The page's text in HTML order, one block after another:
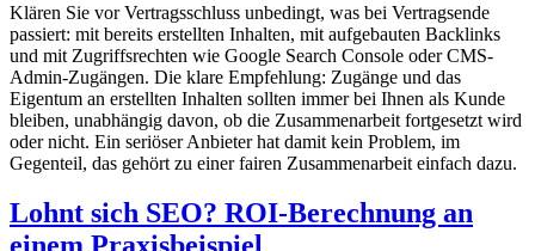
Klären Sie vor Vertragsschluss unbedingt, was bei Vertragsende
passiert: mit bereits erstellten Inhalten, mit aufgebauten Backlinks
und mit Zugriffsrechten wie Google Search Console oder CMS-
Admin-Zugängen. Die klare Empfehlung: Zugänge und das
Eigentum an erstellten Inhalten sollten immer bei Ihnen als Kunde
bleiben, unabhängig davon, ob die Zusammenarbeit fortgesetzt wird
oder nicht. Ein seriöser Anbieter hat damit kein Problem, im
Gegenteil, das gehört zu einer fairen Zusammenarbeit einfach dazu.
Lohnt sich SEO? ROI-Berechnung an